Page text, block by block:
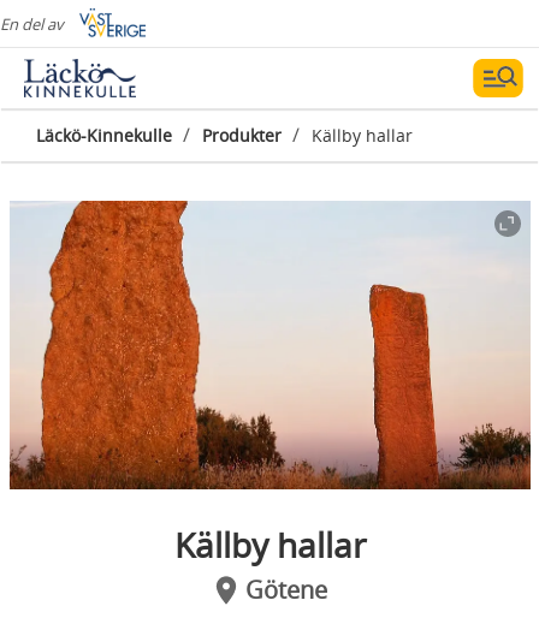
En del av
Läckö-Kinnekulle / Produkter / Källby hallar
Källby hallar
Götene